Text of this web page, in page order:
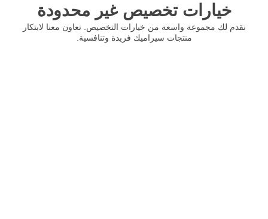
خيارات تخصيص غير محدودة
نقدم لك مجموعة واسعة من خيارات التخصيص. تعاون معنا لابتكار
منتجات سيراميك فريدة وتنافسية.